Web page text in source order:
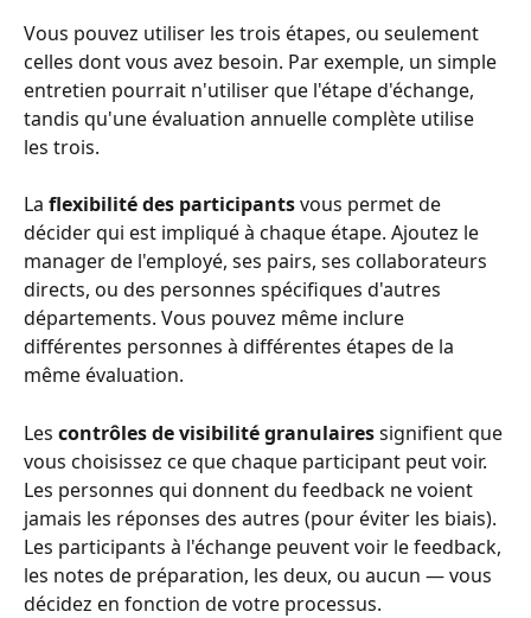
Vous pouvez utiliser les trois étapes, ou seulement
celles dont vous avez besoin. Par exemple, un simple
entretien pourrait n'utiliser que l'étape d'échange,
tandis qu'une évaluation annuelle complète utilise
les trois.
La flexibilité des participants vous permet de
décider qui est impliqué à chaque étape. Ajoutez le
manager de l'employé, ses pairs, ses collaborateurs
directs, ou des personnes spécifiques d'autres
départements. Vous pouvez même inclure
différentes personnes à différentes étapes de la
même évaluation.
Les contrôles de visibilité granulaires signifient que
vous choisissez ce que chaque participant peut voir.
Les personnes qui donnent du feedback ne voient
jamais les réponses des autres (pour éviter les biais).
Les participants à l'échange peuvent voir le feedback,
les notes de préparation, les deux, ou aucun — vous
décidez en fonction de votre processus.